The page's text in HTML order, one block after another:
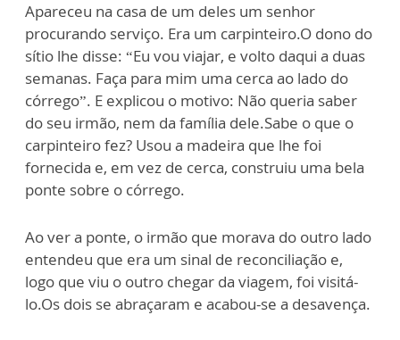
Apareceu na casa de um deles um senhor
procurando serviço. Era um carpinteiro.O dono do
sítio lhe disse: “Eu vou viajar, e volto daqui a duas
semanas. Faça para mim uma cerca ao lado do
córrego”. E explicou o motivo: Não queria saber
do seu irmão, nem da família dele.Sabe o que o
carpinteiro fez? Usou a madeira que lhe foi
fornecida e, em vez de cerca, construiu uma bela
ponte sobre o córrego.
Ao ver a ponte, o irmão que morava do outro lado
entendeu que era um sinal de reconciliação e,
logo que viu o outro chegar da viagem, foi visitá-
lo.Os dois se abraçaram e acabou-se a desavença.